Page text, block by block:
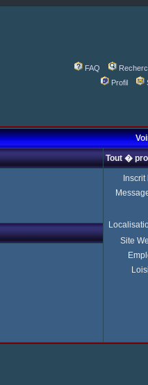
FAQ
Profil
Tout �
Inscrit
Site